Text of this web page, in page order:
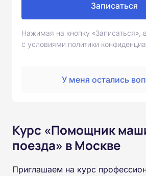
Записаться
Нажимая на кнопку «Записаться»,
с условиями политики
У меня остались
Курс «Помощник
поезда» в Москве
Приглашаем на курс